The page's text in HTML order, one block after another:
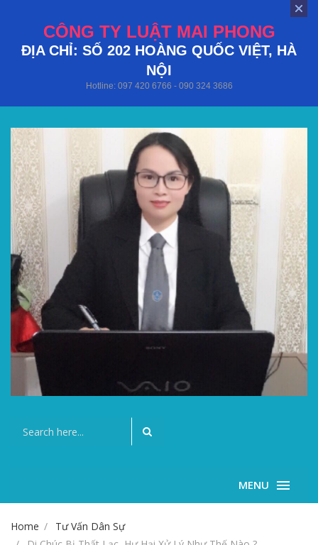
CÔNG TY LUẬT MAI PHONG
ĐỊA CHỈ: SỐ 202 HOÀNG QUỐC VIỆT, HÀ
NỘI
Hotline: 097 420 6766 - 090 324 3686
MENU
Home
Tư Vấn Dân Sự